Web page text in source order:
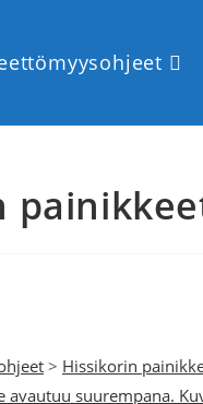
> Hissikorin